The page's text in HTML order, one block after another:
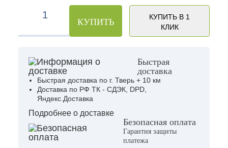
КУПИТЬ
КУПИТЬ В 1
КЛИК
Быстрая
доставка
Быстрая доставка по г. Тверь + 10 км
Доставка по РФ ТК - СДЭК, DPD,
Яндекс.Доставка
Подробнее о доставке
Безопасная оплата
Гарантия защиты
платежа